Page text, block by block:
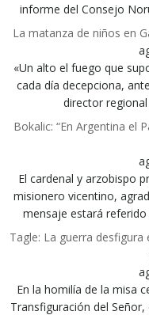
informe del Consejo
La matanza de niños en
«Un alto el fuego que
cada día decepciona,
director
Bokalic: “En Argentina el
El cardenal y arzobispo
misionero vicentino,
mensaje estará
Tagle: La guerra
En la homilía de la misa
Transfiguración del